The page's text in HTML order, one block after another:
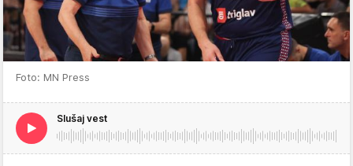
Foto: MN Press
Slušaj vest